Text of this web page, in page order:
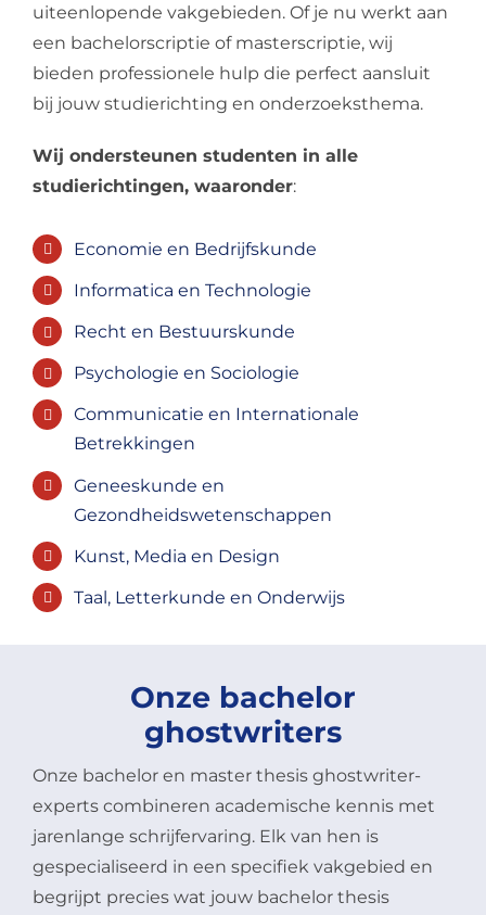
uiteenlopende vakgebieden. Of je nu werkt aan
een bachelorscriptie of masterscriptie, wij
bieden professionele hulp die perfect aansluit
bij jouw studierichting en onderzoeksthema.
Wij ondersteunen studenten in alle
studierichtingen, waaronder:
Economie en Bedrijfskunde
Informatica en Technologie
Recht en Bestuurskunde
Psychologie en Sociologie
Communicatie en Internationale
Betrekkingen
Geneeskunde en
Gezondheidswetenschappen
Kunst, Media en Design
Taal, Letterkunde en Onderwijs
Onze bachelor
ghostwriters
Onze bachelor en master thesis ghostwriter-
experts combineren academische kennis met
jarenlange schrijfervaring. Elk van hen is
gespecialiseerd in een specifiek vakgebied en
begrijpt precies wat jouw bachelor thesis